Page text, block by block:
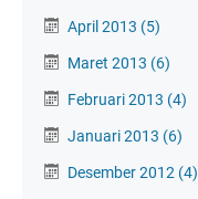
April 2013 (5)
Maret 2013 (6)
Februari 2013 (4)
Januari 2013 (6)
Desember 2012 (4)